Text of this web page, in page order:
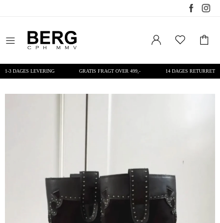
1-3 DAGES LEVERING GRATIS FRAGT OVER 499,- 14 DAGES RETURRET